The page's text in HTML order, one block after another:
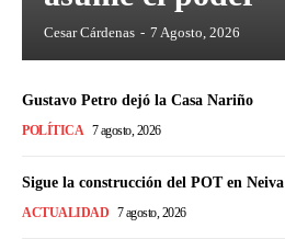
Cesar Cárdenas - 7 Agosto, 2026
Gustavo Petro dejó la Casa Nariño
POLÍTICA 7 agosto, 2026
Sigue la construcción del POT en Neiva
ACTUALIDAD 7 agosto, 2026